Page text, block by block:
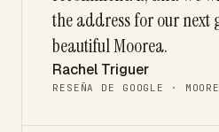
the address for our next
beautiful Moorea.
Rachel Triguer
RESEÑA DE GOOGLE ·